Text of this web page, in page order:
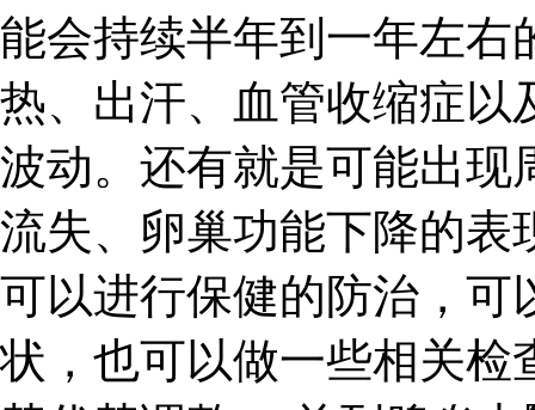
能会持续半年到一年左右
热、出汗、血管收缩症以
波动。还有就是可能出现
流失、卵巢功能下降的表
可以进行保健的防治，可
状，也可以做一些相关检